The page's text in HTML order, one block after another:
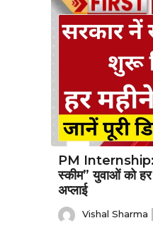
PM Internship:
स्कीम” युवाओं को
अप्लाई
Vishal Sharma